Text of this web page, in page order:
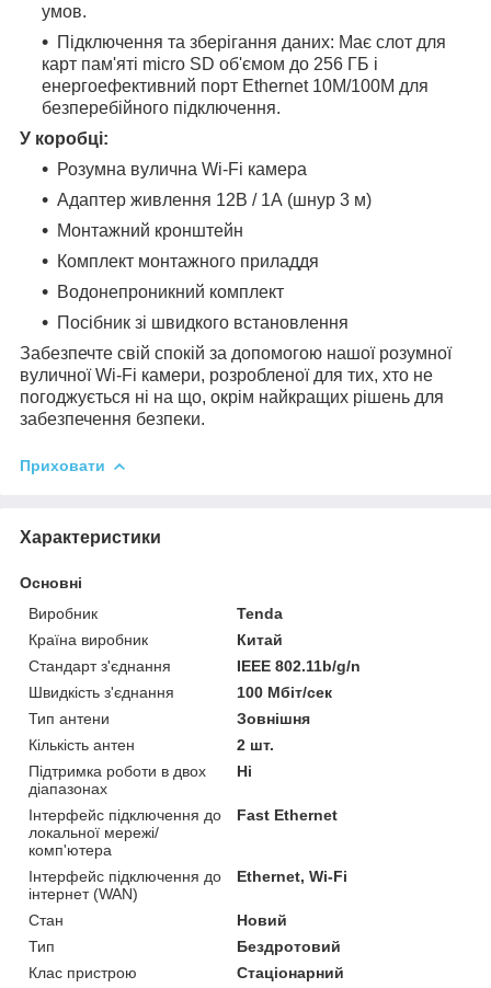
умов.
Підключення та зберігання даних: Має слот для
карт пам'яті micro SD об'ємом до 256 ГБ і
енергоефективний порт Ethernet 10M/100M для
безперебійного підключення.
У коробці:
Розумна вулична Wi-Fi камера
Адаптер живлення 12В / 1А (шнур 3 м)
Монтажний кронштейн
Комплект монтажного приладдя
Водонепроникний комплект
Посібник зі швидкого встановлення
Забезпечте свій спокій за допомогою нашої розумної
вуличної Wi-Fi камери, розробленої для тих, хто не
погоджується ні на що, окрім найкращих рішень для
забезпечення безпеки.
Приховати
Характеристики
Основні
Виробник
Tenda
Країна виробник
Китай
Стандарт з'єднання
IEEE 802.11b/g/n
Швидкість з'єднання
100 Мбіт/сек
Тип антени
Зовнішня
Кількість антен
2 шт.
Підтримка роботи в двох
діапазонах
Ні
Інтерфейс підключення до
локальної мережі/
комп'ютера
Fast Ethernet
Інтерфейс підключення до
інтернет (WAN)
Ethernet, Wi-Fi
Стан
Новий
Тип
Бездротовий
Клас пристрою
Стаціонарний